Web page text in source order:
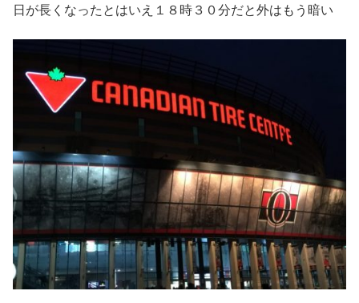
日が長くなったとはいえ１８時３０分だと外はもう暗い